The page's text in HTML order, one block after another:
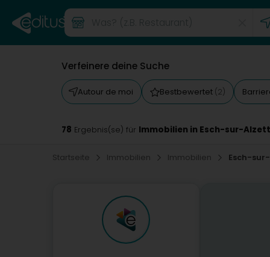
Verfeinere deine Suche
Autour de moi Bestbewertet (2)
78 Ergebnis(se) für Immobilien in Esch-sur-
Startseite Immobilien Immobilien Esch-